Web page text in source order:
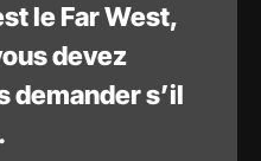
le Far West,
devez
demander s’il